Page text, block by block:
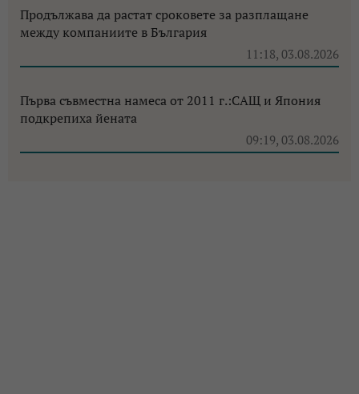
Продължава да растат сроковете за разплащане
между компаниите в България
11:18, 03.08.2026
Първа съвместна намеса от 2011 г.:САЩ и Япония
подкрепиха йената
09:19, 03.08.2026